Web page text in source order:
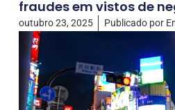
fraudes em vistos de
outubro 23, 2025 Publicado por